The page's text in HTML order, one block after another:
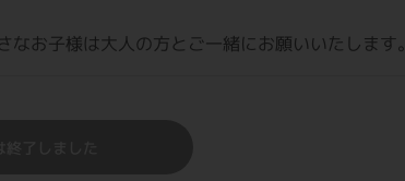
お子様は大人の方とご一緒にお願いいたします。